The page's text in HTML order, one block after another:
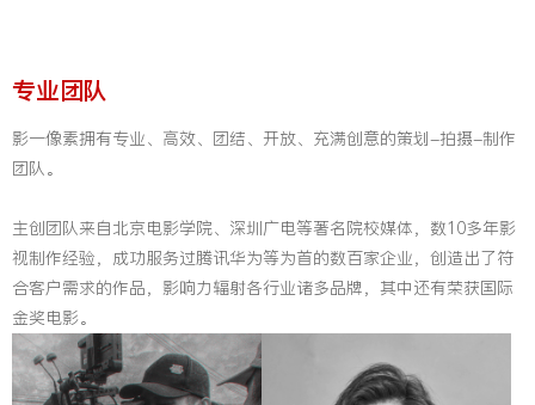
专业团队
影一像素拥有专业、高效、团结、开放、充满创意的策划-拍摄-制作
团队。
主创团队来自北京电影学院、深圳广电等著名院校媒体，数10多年影
视制作经验，成功服务过腾讯华为等为首的数百家企业，创造出了符
合客户需求的作品，影响力辐射各行业诸多品牌，其中还有荣获国际
金奖电影。